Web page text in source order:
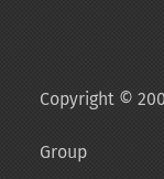
Copyright ©
Group